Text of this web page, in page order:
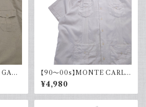
GAP
ネン
古着
【90～00s】MONTE CARLO
キューバシャツ リネン レーヨン
半袖シャツ ホワイト 白 古着 オ
ープンカラー 開襟
¥4,980